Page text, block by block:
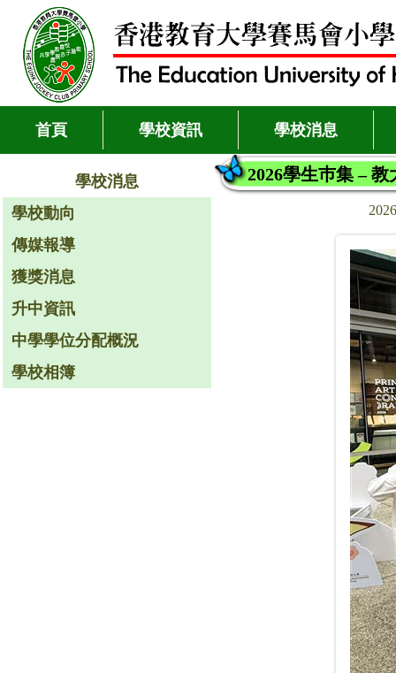
首頁 學校資訊 學校消息
學校消息
學校動向
傳媒報導
獲獎消息
升中資訊
中學學位分配概況
學校相簿
2026學生巿集 – 教